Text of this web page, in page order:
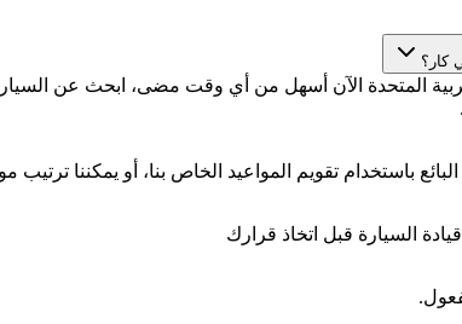
كار؟
المتحدة الآن أسهل من أي وقت مضى، ابحث عن
باستخدام تقويم المواعيد الخاص بنا، أو يمكننا
السيارة قبل اتخاذ قرارك